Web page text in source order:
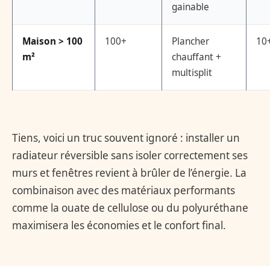
gainable
Maison > 100
m²
100+
Plancher
chauffant +
multisplit
Tiens, voici un truc souvent ignoré : installer un
radiateur réversible sans isoler correctement ses
murs et fenêtres revient à brûler de l’énergie. La
combinaison avec des matériaux performants
comme la ouate de cellulose ou du polyuréthane
maximisera les économies et le confort final.